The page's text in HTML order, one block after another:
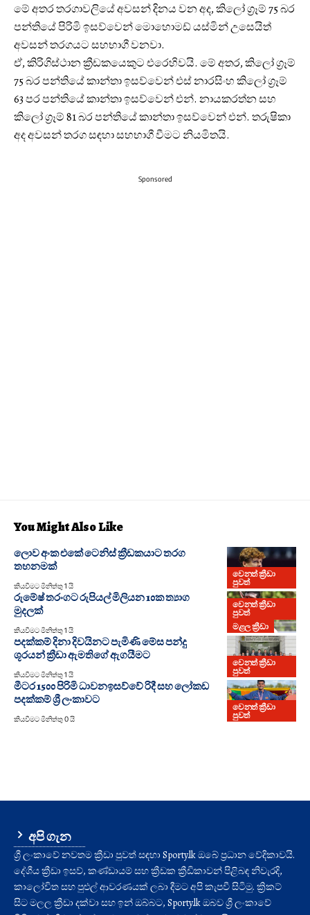
මේ අතර තරගාවලියේ අවසන් දිනය වන අද, කිලෝ ග්‍රෑම් 75 බර
පන්තියේ පිරිමි ඉසව්වෙන් මොහොමඩ් යස්මින් උසෙයිත්
අවසන් තරගයට සහභාගී වනවා.
ඒ, කිරිගිස්ථාන ක්‍රීඩකයෙකුට එරෙහිවයි. මේ අතර, කිලෝ ග්‍රෑම්
75 බර පන්තියේ කාන්තා ඉසව්වෙන් එස් නාරසිංහ කිලෝ ග්‍රෑම්
63 පර පන්තියේ කාන්තා ඉසව්වෙන් එන්. නායකරත්න සහ
කිලෝ ග්‍රෑම් 81 බර පන්තියේ කාන්තා ඉසව්වෙන් එන්. තරුෂිකා
අද අවසන් තරග සඳහා සහභාගී වීමට නියමිතයි.
Sponsored
You Might Also Like
වෙනත් ක්‍රීඩා
පුවත්
ලොව අංක එකේ ටෙනිස් ක්‍රීඩකයාට තරග
තහනමක්
කියවීමට මිනිත්තු 1 යි
වෙනත් ක්‍රීඩා
පුවත්
මළල ක්‍රීඩා
රුමේෂ් තරංගට රුපියල් මිලියන 10ක ත්‍යාග
මුදලක්
කියවීමට මිනිත්තු 1 යි
වෙනත් ක්‍රීඩා
පුවත්
පදක්කම් දිනා දිවයිනට පැමිණි මේස පන්දු
ශූරයන් ක්‍රීඩා ඇමතිගේ ඇගයීමට
කියවීමට මිනිත්තු 1 යි
වෙනත් ක්‍රීඩා
පුවත්
මීටර 1500 පිරිමි ධාවනඉසව්වේ රිදී සහ ලෝකඩ
පදක්කම් ශ්‍රී ලංකාවට
කියවීමට මිනිත්තු 0 යි
අපි ගැන
ශ්‍රී ලංකාවේ නවතම ක්‍රීඩා පුවත් සඳහා Sporty.lk ඔබේ ප්‍රධාන වේදිකාවයි.
දේශීය ක්‍රීඩා ඉසව්, කණ්ඩායම් සහ ක්‍රීඩක ක්‍රීඩිකාවන් පිළිබඳ නිවැරදි,
කාලෝචිත සහ පුළුල් ආවරණයක් ලබා දීමට අපි කැපවී සිටිමු. ක්‍රිකට්
සිට මලල ක්‍රීඩා දක්වා සහ ඉන් ඔබ්බට, Sporty.lk ඔබව ශ්‍රී ලංකාවේ